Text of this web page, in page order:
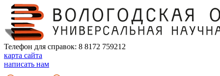
Телефон для справок: 8 8172 759212
карта сайта
написать нам